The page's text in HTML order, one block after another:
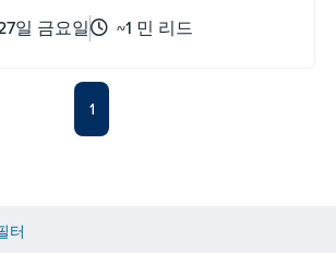
브루턴은 현재 회사 내에서 가
Waymon의 이야기를 시청해 보
성공에 기여한 여러 예 중 하나
일 금요일 ~1 민 리드
1
터